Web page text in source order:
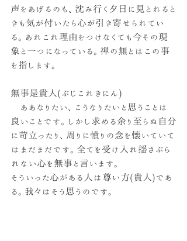
声をあげるのも、沈み行く夕日に見とれると
きも気が付いたら心が引き寄せられてい
る。あれこれ理由をつけなくても今その現
象と一つになっている。禅の無とはこの事
を指します。
無事是貴人(ぶじこれきにん)
ああなりたい、こうなりたいと思うことは
良いことです。しかし求める余り至らぬ自分
に苛立ったり、周りに憤りの念を懐いていて
はまだまだです。全てを受け入れ揺さぶら
れない心を無事と言います。
そういった心がある人は尊い方(貴人)であ
る。我々はそう思うのです。